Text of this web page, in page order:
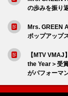
の歩みを振り
Mrs. GREEN
ポップアップ
【MTV
the Year＞受
がパフォーマ